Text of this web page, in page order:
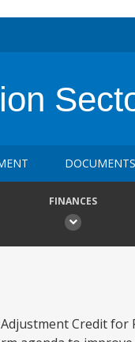
DOCUMENTS
FINANCES
Credit